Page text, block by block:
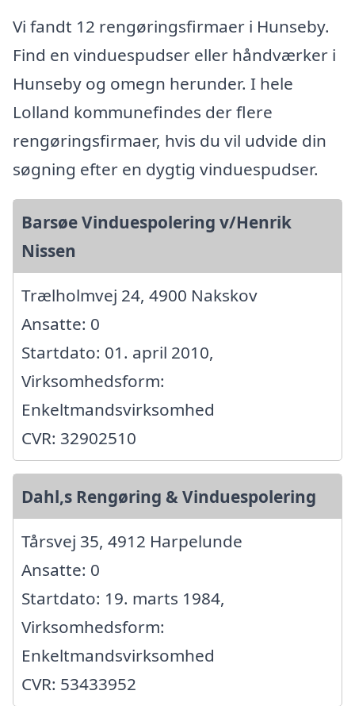
Vi fandt 12 rengøringsfirmaer i Hunseby.
Find en vinduespudser eller håndværker i
Hunseby og omegn herunder. I hele
Lolland kommunefindes der flere
rengøringsfirmaer, hvis du vil udvide din
søgning efter en dygtig vinduespudser.
Barsøe Vinduespolering v/Henrik
Nissen
Trælholmvej 24, 4900 Nakskov
Ansatte: 0
Startdato: 01. april 2010,
Virksomhedsform:
Enkeltmandsvirksomhed
CVR: 32902510
Dahl,s Rengøring & Vinduespolering
Tårsvej 35, 4912 Harpelunde
Ansatte: 0
Startdato: 19. marts 1984,
Virksomhedsform:
Enkeltmandsvirksomhed
CVR: 53433952